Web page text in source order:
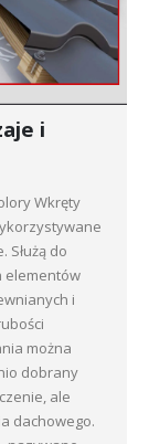
i
Wkręty
do
i
można
dobrany
ale
dachowego.